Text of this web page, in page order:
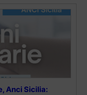
Anci Sicilia: